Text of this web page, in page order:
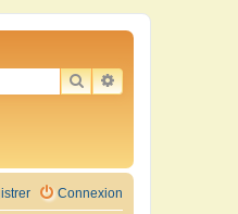
RECHERCHER
RECHERCHE
Connexion